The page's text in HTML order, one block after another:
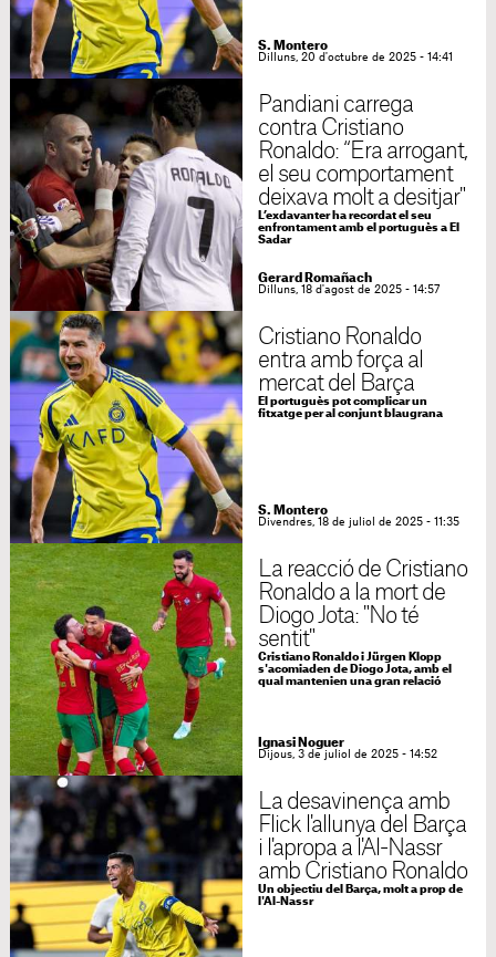
S. Montero
Dilluns, 20 d'octubre de 2025 - 14:41
Pandiani carrega
contra Cristiano
Ronaldo: “Era arrogant,
el seu comportament
deixava molt a desitjar"
L’exdavanter ha recordat el seu
enfrontament amb el portuguès a El
Sadar
Gerard Romañach
Dilluns, 18 d'agost de 2025 - 14:57
Cristiano Ronaldo
entra amb força al
mercat del Barça
El portuguès pot complicar un
fitxatge per al conjunt blaugrana
S. Montero
Divendres, 18 de juliol de 2025 - 11:35
La reacció de Cristiano
Ronaldo a la mort de
Diogo Jota: "No té
sentit"
Cristiano Ronaldo i Jürgen Klopp
s'acomiaden de Diogo Jota, amb el
qual mantenien una gran relació
Ignasi Noguer
Dijous, 3 de juliol de 2025 - 14:52
La desavinença amb
Flick l'allunya del Barça
i l'apropa a l'Al-Nassr
amb Cristiano Ronaldo
Un objectiu del Barça, molt a prop de
l'Al-Nassr